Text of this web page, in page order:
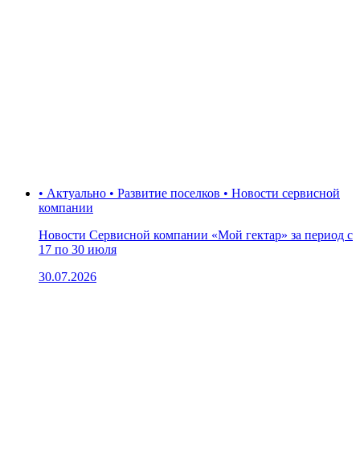
• Актуально • Развитие поселков • Новости сервисной
компании
Новости Сервисной компании «Мой гектар» за период с
17 по 30 июля
30.07.2026